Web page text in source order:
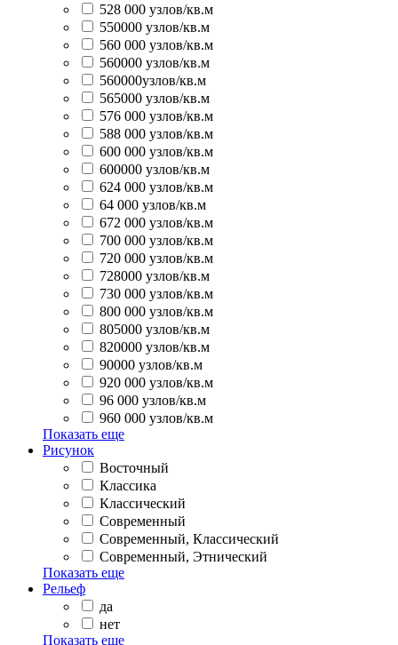
528 000 узлов/кв.м
550000 узлов/кв.м
560 000 узлов/кв.м
560000 узлов/кв.м
560000узлов/кв.м
565000 узлов/кв.м
576 000 узлов/кв.м
588 000 узлов/кв.м
600 000 узлов/кв.м
600000 узлов/кв.м
624 000 узлов/кв.м
64 000 узлов/кв.м
672 000 узлов/кв.м
700 000 узлов/кв.м
720 000 узлов/кв.м
728000 узлов/кв.м
730 000 узлов/кв.м
800 000 узлов/кв.м
805000 узлов/кв.м
820000 узлов/кв.м
90000 узлов/кв.м
920 000 узлов/кв.м
96 000 узлов/кв.м
960 000 узлов/кв.м
Показать еще
Рисунок
Восточный
Классика
Классический
Современный
Современный, Классический
Современный, Этнический
Показать еще
Рельеф
да
нет
Показать еще